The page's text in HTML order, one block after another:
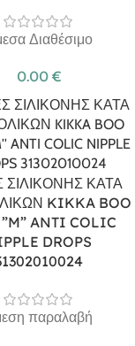
Διαθέσιμο
0.00 €
ΚΑΤΑ
KIKKA BOO
”M” ANTI COLIC
DROPS
παραλαβή